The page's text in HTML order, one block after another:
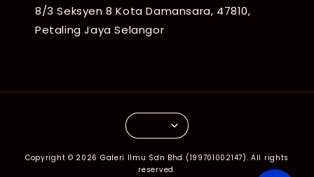
8/3 Seksyen 8 Kota Damansara, 47810,
Petaling Jaya Selangor
Copyright © 2026 Galeri Ilmu Sdn Bhd (199701002147). All rights
reserved.